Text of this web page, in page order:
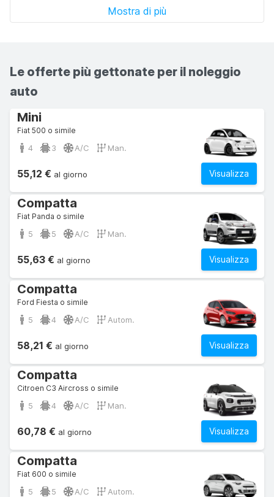
Mostra di più
Le offerte più gettonate per il noleggio
auto
Mini
Fiat 500 o simile
4 3 A/C Man.
Visualizza
55,12 € al giorno
Compatta
Fiat Panda o simile
5 5 A/C Man.
Visualizza
55,63 € al giorno
Compatta
Ford Fiesta o simile
5 4 A/C Autom.
Visualizza
58,21 € al giorno
Compatta
Citroen C3 Aircross o simile
5 4 A/C Man.
Visualizza
60,78 € al giorno
Compatta
Fiat 600 o simile
5 5 A/C Autom.